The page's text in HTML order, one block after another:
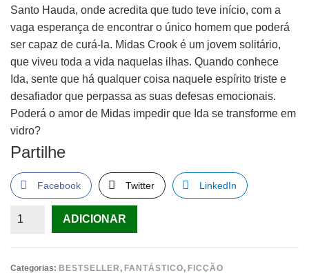
Santo Hauda, onde acredita que tudo teve início, com a
vaga esperança de encontrar o único homem que poderá
ser capaz de curá-la. Midas Crook é um jovem solitário,
que viveu toda a vida naquelas ilhas. Quando conhece
Ida, sente que há qualquer coisa naquele espírito triste e
desafiador que perpassa as suas defesas emocionais.
Poderá o amor de Midas impedir que Ida se transforme em
vidro?
Partilhe
Facebook Twitter LinkedIn
Quantidade
Rapariga
ADICIONAR
Categorias: BESTSELLER , FANTÁSTICO, FICÇÃO